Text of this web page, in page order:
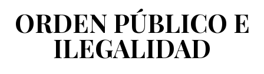
ORDEN PÚBLICO E
ILEGALIDAD